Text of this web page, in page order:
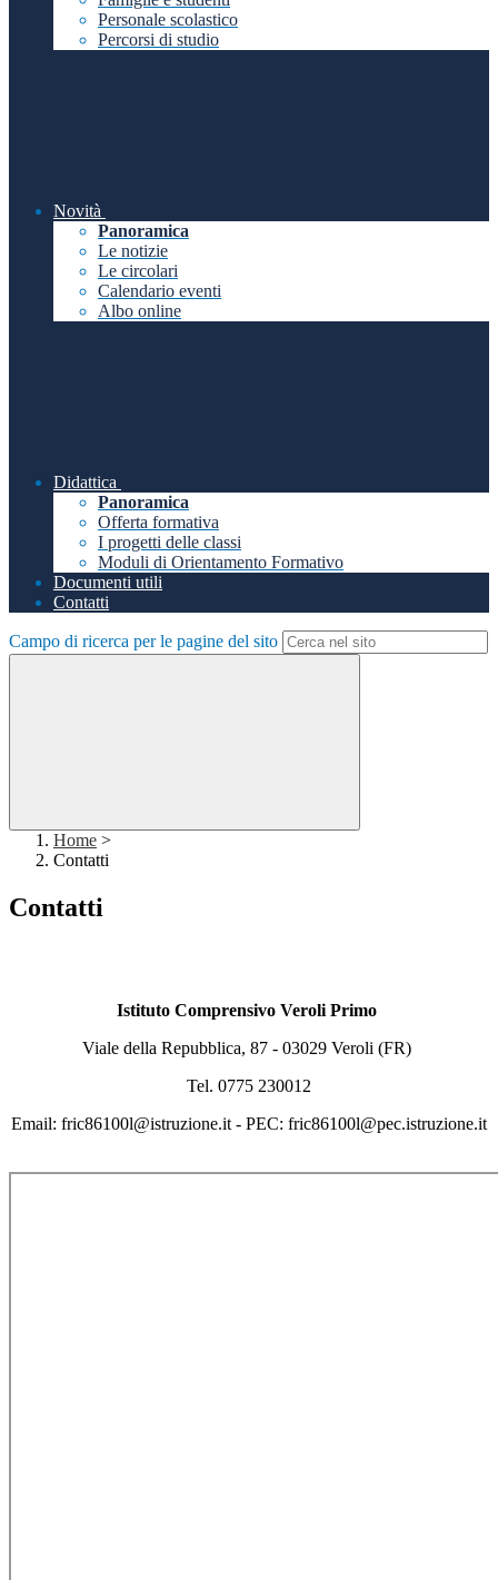
Personale scolastico
Percorsi di studio
Novità
Panoramica
Le notizie
Le circolari
Calendario eventi
Albo online
Didattica
Panoramica
Offerta formativa
I progetti delle classi
Moduli di Orientamento Formativo
Documenti utili
Contatti
Campo di ricerca per le pagine del sito
Home >
Contatti
Contatti
Istituto Comprensivo Veroli Primo
Viale della Repubblica, 87 - 03029 Veroli (FR)
Tel. 0775 230012
Email: fric86100l@istruzione.it - PEC: fric86100l@pec.istruzione.it